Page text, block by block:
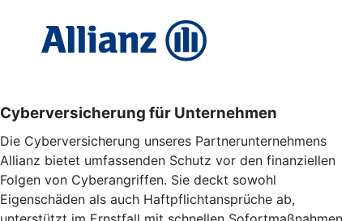
Cyber­versicherung für Unternehmen
Die Cyberversicherung unseres Partnerunternehmens
Allianz bietet umfassenden Schutz vor den finanziellen
Folgen von Cyberangriffen. Sie deckt sowohl
Eigenschäden als auch Haftpflichtansprüche ab,